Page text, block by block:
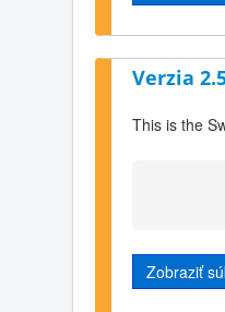
Verzia
This is the
Zobraziť